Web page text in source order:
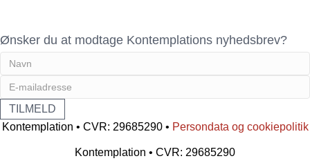
Ønsker du at modtage Kontemplations nyhedsbrev?
Kontemplation • CVR: 29685290 • Persondata og cookiepolitik
Kontemplation • CVR: 29685290